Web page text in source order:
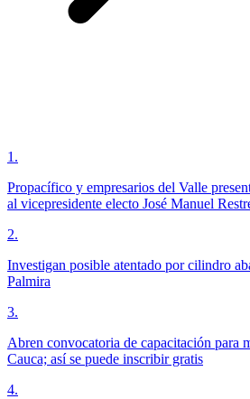
1 .
Propacífico y empresarios del Valle
al vicepresidente electo José Manuel
2.
Investigan posible atentado por cilindro
Palmira
3.
Abren convocatoria de capacitación para
Cauca; así se puede inscribir gratis
4.